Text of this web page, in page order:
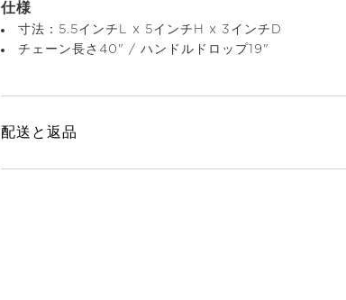
仕様
寸法：5.5インチL x 5インチH x 3インチD
チェーン長さ40" / ハンドルドロップ19"
配送と返品